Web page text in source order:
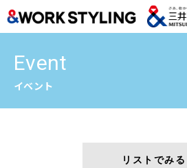
Event
イベント
リストでみる